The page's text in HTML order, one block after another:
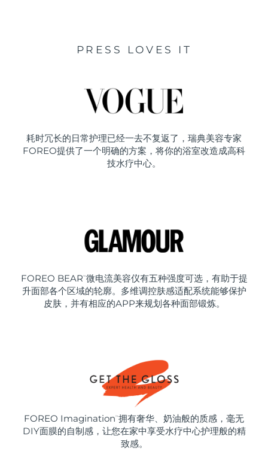
PRESS LOVES IT
耗时冗长的日常护理已经一去不复返了，瑞典美容专家
FOREO提供了一个明确的方案，将你的浴室改造成高科
技水疗中心。
FOREO BEAR ™ 微电流美容仪有五种强度可选，有助于提
升面部各个区域的轮廓。多维调控肤感适配系统能够保护
皮肤，并有相应的APP来规划各种面部锻炼。
FOREO Imagination ™ 拥有奢华、奶油般的质感，毫无
DIY面膜的自制感，让您在家中享受水疗中心护理般的精
致感。